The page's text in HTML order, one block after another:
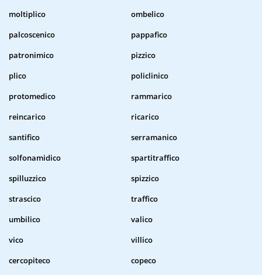
moltiplico
ombelico
palcoscenico
pappafico
patronimico
pizzico
plico
policlinico
protomedico
rammarico
reincarico
ricarico
santifico
serramanico
solfonamidico
spartitraffico
spilluzzico
spizzico
strascico
traffico
umbilico
valico
vico
villico
cercopiteco
copeco